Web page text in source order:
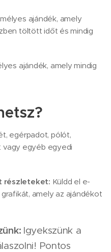
ajándék, amely
töltött időt és mindig
ajándék, amely mindig
egérpadot, pólót,
vagy egyéb egyedi
részleteket: Küldd el e-
amely az ajándékot
Igyekszünk a
Pontos